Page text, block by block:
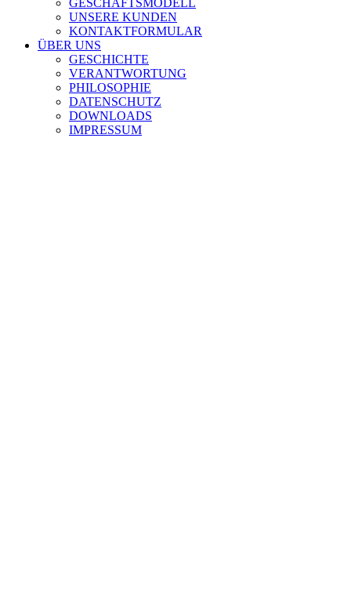
UNSERE KUNDEN
KONTAKTFORMULAR
ÜBER UNS
GESCHICHTE
VERANTWORTUNG
PHILOSOPHIE
DATENSCHUTZ
DOWNLOADS
IMPRESSUM